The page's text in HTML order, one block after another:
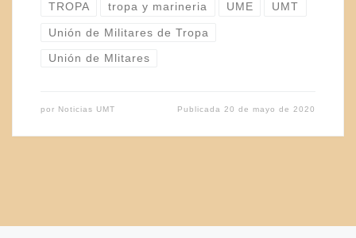
TROPA tropa y marineria UME UMT
Unión de Militares de Tropa
Unión de Mlitares
por Noticias UMT Publicada20 de mayo de 2020